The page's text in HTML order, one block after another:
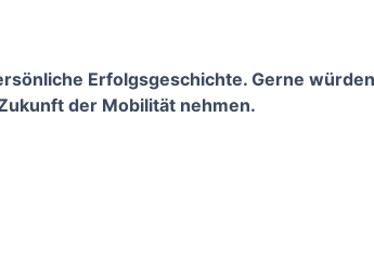
Erfolgsgeschichte. Gerne
der Mobilität nehmen.